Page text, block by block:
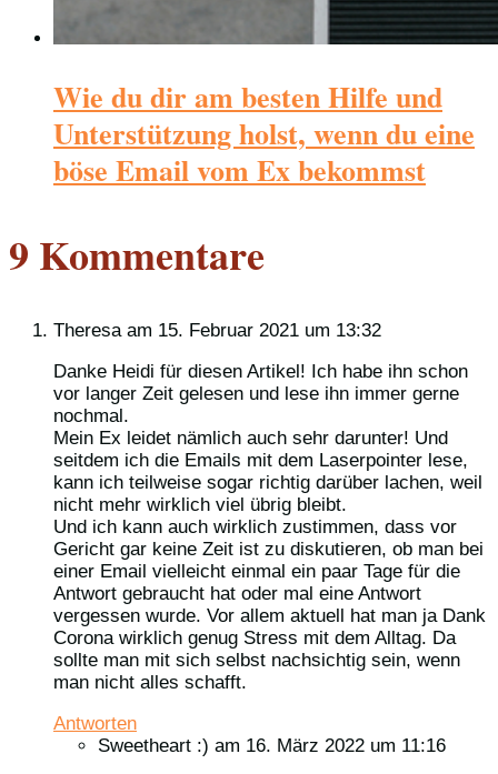
Wie du dir am besten Hilfe und
Unterstützung holst, wenn du eine
böse Email vom Ex bekommst
9 Kommentare
Theresa am 15. Februar 2021 um 13:32
Danke Heidi für diesen Artikel! Ich habe ihn schon
vor langer Zeit gelesen und lese ihn immer gerne
nochmal.
Mein Ex leidet nämlich auch sehr darunter! Und
seitdem ich die Emails mit dem Laserpointer lese,
kann ich teilweise sogar richtig darüber lachen, weil
nicht mehr wirklich viel übrig bleibt.
Und ich kann auch wirklich zustimmen, dass vor
Gericht gar keine Zeit ist zu diskutieren, ob man bei
einer Email vielleicht einmal ein paar Tage für die
Antwort gebraucht hat oder mal eine Antwort
vergessen wurde. Vor allem aktuell hat man ja Dank
Corona wirklich genug Stress mit dem Alltag. Da
sollte man mit sich selbst nachsichtig sein, wenn
man nicht alles schafft.
Antworten
Sweetheart :) am 16. März 2022 um 11:16